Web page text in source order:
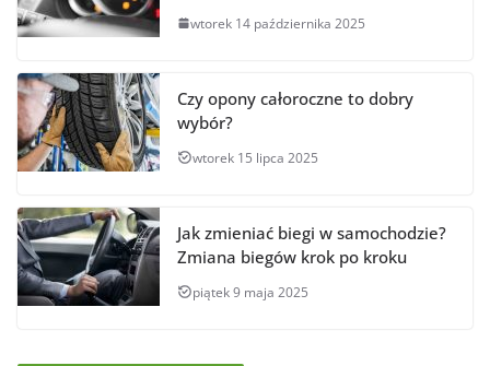
wtorek 14 października 2025
Czy opony całoroczne to dobry
wybór?
wtorek 15 lipca 2025
Jak zmieniać biegi w samochodzie?
Zmiana biegów krok po kroku
piątek 9 maja 2025